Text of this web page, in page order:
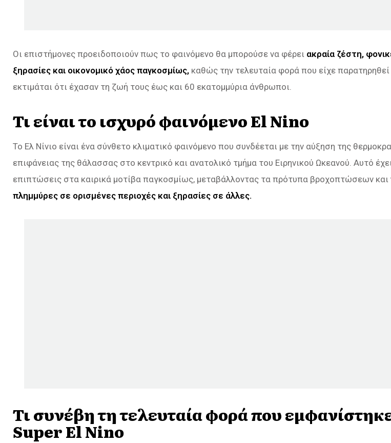
Οι επιστήμονες προειδοποιούν πως το φαινόμενο θα μπορούσε να φέρει ακραία ζέστη,
ξηρασίες και οικονομικό χάος παγκοσμίως, καθώς την τελευταία φορά που είχε παρατηρηθεί
εκτιμάται ότι έχασαν τη ζωή τους έως και 60 εκατομμύρια άνθρωποι.
Τι είναι το ισχυρό φαινόμενο El Nino
Το Ελ Νίνιο είναι ένα σύνθετο κλιματικό φαινόμενο που συνδέεται με την αύξηση της
επιφάνειας της θάλασσας στο κεντρικό και ανατολικό τμήμα του Ειρηνικού Ωκεανού. Αυτό
επιπτώσεις στα καιρικά μοτίβα παγκοσμίως, μεταβάλλοντας τα πρότυπα βροχοπτώσεων και
πλημμύρες σε ορισμένες περιοχές και ξηρασίες σε άλλες.
Τι συνέβη τη τελευταία φορά που
Super El Nino